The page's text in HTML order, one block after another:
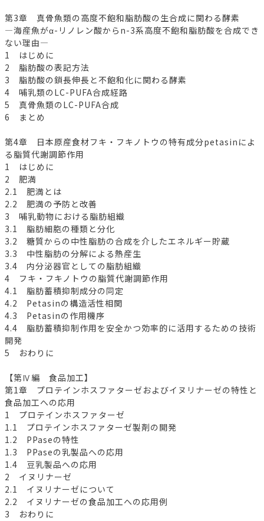
第3章 真骨魚類の高度不飽和脂肪酸の生合成に関わる酵素
―海産魚がα-リノレン酸からn-3系高度不飽和脂肪酸を合成でき
ない理由―
1 はじめに
2 脂肪酸の表記方法
3 脂肪酸の鎖長伸長と不飽和化に関わる酵素
4 哺乳類のLC-PUFA合成経路
5 真骨魚類のLC-PUFA合成
6 まとめ
第4章 日本原産食材フキ・フキノトウの特有成分petasinによ
る脂質代謝調節作用
1 はじめに
2 肥満
2.1 肥満とは
2.2 肥満の予防と改善
3 哺乳動物における脂肪組織
3.1 脂肪細胞の種類と分化
3.2 糖質からの中性脂肪の合成を介したエネルギー貯蔵
3.3 中性脂肪の分解による熱産生
3.4 内分泌器官としての脂肪組織
4 フキ・フキノトウの脂質代謝調節作用
4.1 脂肪蓄積抑制成分の同定
4.2 Petasinの構造活性相関
4.3 Petasinの作用機序
4.4 脂肪蓄積抑制作用を安全かつ効率的に活用するための技術
開発
5 おわりに
【第Ⅳ編 食品加工】
第1章 プロテインホスファターゼおよびイヌリナーゼの特性と
食品加工への応用
1 プロテインホスファターゼ
1.1 プロテインホスファターゼ製剤の開発
1.2 PPaseの特性
1.3 PPaseの乳製品への応用
1.4 豆乳製品への応用
2 イヌリナーゼ
2.1 イヌリナーゼについて
2.2 イヌリナーゼの食品加工への応用例
3 おわりに